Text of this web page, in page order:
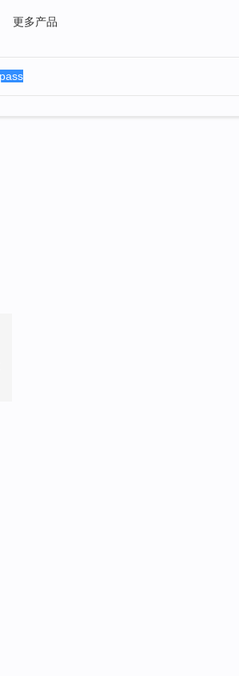
更多产品